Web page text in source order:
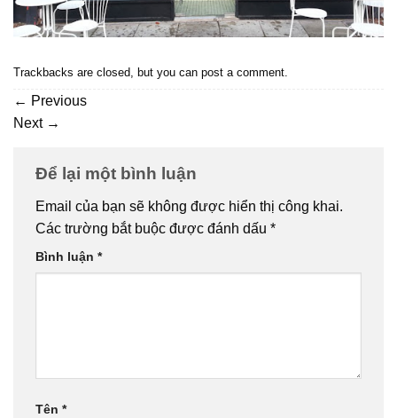
Trackbacks are closed, but you can post a comment
← Previous
Next →
Để lại một bình luận
Email của bạn sẽ không được hiển thị công khai.
Các trường bắt buộc được đánh dấu *
Bình luận *
Tên *